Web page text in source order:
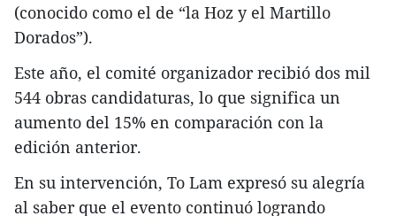
(conocido como el de “la Hoz y el Martillo
Dorados”).
Este año, el comité organizador recibió dos mil
544 obras candidaturas, lo que significa un
aumento del 15% en comparación con la
edición anterior.
En su intervención, To Lam expresó su alegría
al saber que el evento continuó logrando